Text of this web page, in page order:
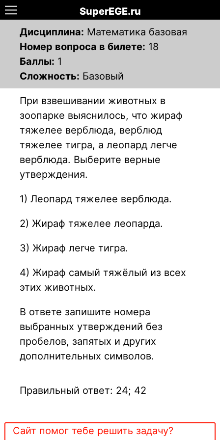
SuperEGE.ru
Дисциплина: Математика базовая
Номер вопроса в билете: 18
Баллы: 1
Сложность: Базовый
При взвешивании животных в
зоопарке выяснилось, что жираф
тяжелее верблюда, верблюд
тяжелее тигра, а леопард легче
верблюда. Выберите верные
утверждения.
1) Леопард тяжелее верблюда.
2) Жираф тяжелее леопарда.
3) Жираф лerче тигра.
4) Жираф самый тяжёлый из всех
этих животных.
В ответе запишите номера
выбранных утверждений без
пробелов, запятых и других
дополнительных символов.
Правильный ответ: 24; 42
Сайт помог тебе решить задачу?